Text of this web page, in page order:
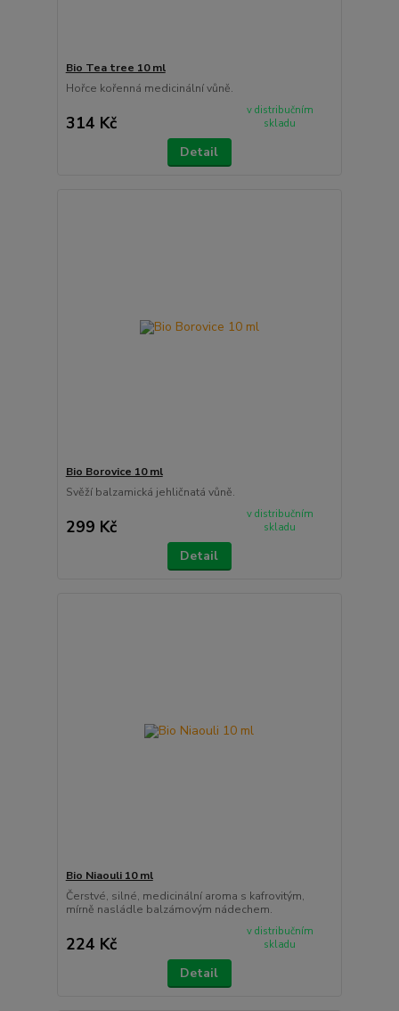
Bio Tea tree 10 ml
Hořce kořenná medicinální vůně.
314 Kč
v distribučním
skladu
Detail
Bio Borovice 10 ml
Svěží balzamická jehličnatá vůně.
299 Kč
v distribučním
skladu
Detail
Bio Niaouli 10 ml
Čerstvé, silné, medicinální aroma s kafrovitým,
mírně nasládle balzámovým nádechem.
224 Kč
v distribučním
skladu
Detail